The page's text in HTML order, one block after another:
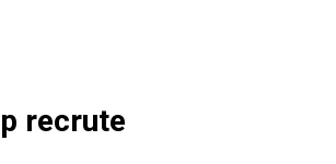
recrute